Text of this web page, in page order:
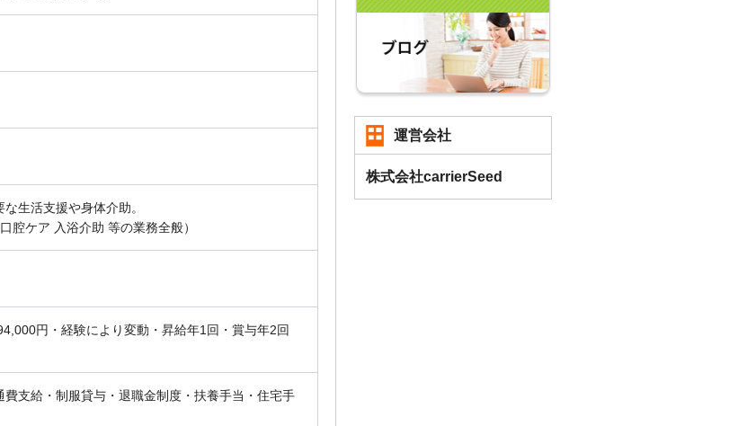
生活支援や身体介助。
腔ケア 入浴介助 等の業務全般）
円・経験により変動・昇給年1回・賞与年2回
費支給・制服貸与・退職金制度・扶養手当・住宅手
運営会社
株式会社carrierSeed